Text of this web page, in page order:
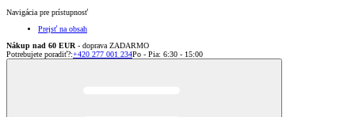
Navigácia pre prístupnosť
Prejsť na obsah
Nákup nad 60 EUR - doprava ZADARMO
Potrebujete poradiť?:+420 277 001 234Po - Pia: 6:30 - 15:00